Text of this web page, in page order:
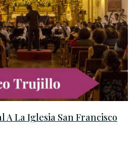
A La Iglesia San Francisco